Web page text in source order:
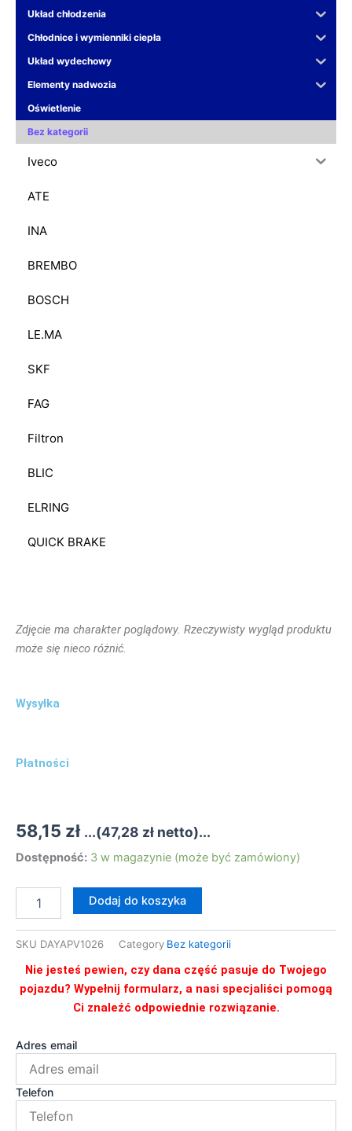
Układ chłodzenia
Chłodnice i wymienniki ciepła
Układ wydechowy
Elementy nadwozia
Oświetlenie
Bez kategorii
Iveco
ATE
INA
BREMBO
BOSCH
LE.MA
SKF
FAG
Filtron
BLIC
ELRING
QUICK BRAKE
Zdjęcie ma charakter poglądowy. Rzeczywisty wygląd produktu
może się nieco różnić.
Wysyłka
Płatności
58,15 zł ...(47,28 zł netto)...
Dostępność: 3 w magazynie (może być zamówiony)
ilość
ROLKA
PROWADZĄCA
PASEK
Dodaj do koszyka
SKU DAYAPV1026 Category Bez kategorii
Nie jesteś pewien, czy dana część pasuje do Twojego
pojazdu? Wypełnij formularz, a nasi specjaliści pomogą
Ci znaleźć odpowiednie rozwiązanie.
Adres email
Telefon